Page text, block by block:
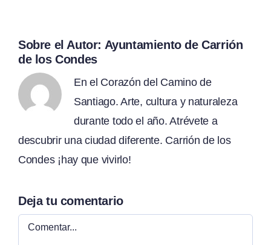
Sobre el Autor: Ayuntamiento de Carrión
de los Condes
En el Corazón del Camino de
Santiago. Arte, cultura y naturaleza
durante todo el año. Atrévete a
descubrir una ciudad diferente. Carrión de los
Condes ¡hay que vivirlo!
Deja tu comentario
Comentar